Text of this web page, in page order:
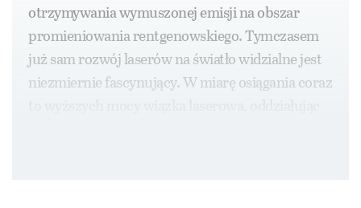
otrzymywania wymuszonej emisji na obszar
promieniowania rentgenowskiego. Tymczasem
już sam rozwój laserów na światło widzialne jest
niezmiernie fascynujący. W miarę osiągania coraz